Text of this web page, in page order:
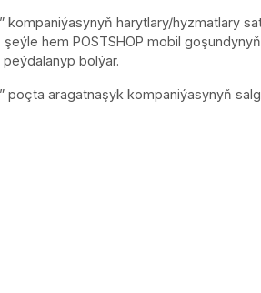
kompaniýasynyň harytlary/hyzmatlary
hem POSTSHOP mobil
bolýar.
poçta aragatnaşyk kompaniýasynyň